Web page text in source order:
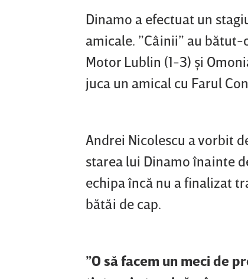
Dinamo a efectuat un
amicale. ”Câinii” au bătut-
Motor Lublin (1-3) şi
juca un amical cu Farul
Andrei Nicolescu a vorbit
starea lui Dinamo înainte
echipa încă nu a finalizat
bătăi de cap.
”O să facem un meci de